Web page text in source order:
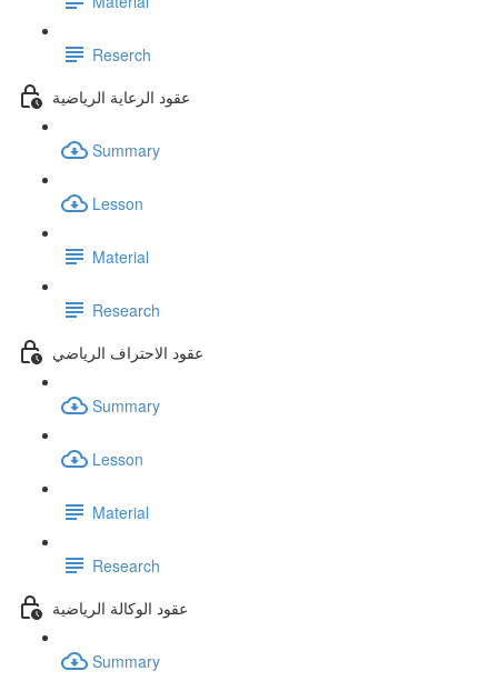
Reserch
عقود الرعاية الرياضية
Summary
Lesson
Material
Research
عقود الاحتراف الرياضي
Summary
Lesson
Material
Research
عقود الوكالة الرياضية
Summary